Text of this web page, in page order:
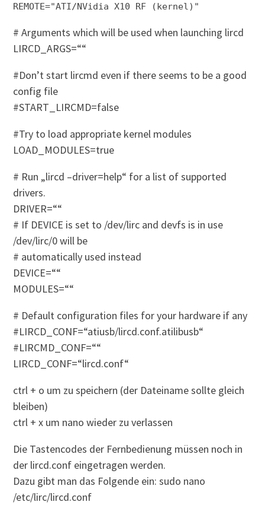
REMOTE="ATI/NVidia X10 RF (kernel)"
# Arguments which will be used when launching lircd
LIRCD_ARGS=““
#Don’t start lircmd even if there seems to be a good
config file
#START_LIRCMD=false
#Try to load appropriate kernel modules
LOAD_MODULES=true
# Run „lircd –driver=help“ for a list of supported
drivers.
DRIVER=““
# If DEVICE is set to /dev/lirc and devfs is in use
/dev/lirc/0 will be
# automatically used instead
DEVICE=““
MODULES=““
# Default configuration files for your hardware if any
#LIRCD_CONF=“atiusb/lircd.conf.atilibusb“
#LIRCMD_CONF=““
LIRCD_CONF=“lircd.conf“
ctrl + o um zu speichern (der Dateiname sollte gleich
bleiben)
ctrl + x um nano wieder zu verlassen
Die Tastencodes der Fernbedienung müssen noch in
der lircd.conf eingetragen werden.
Dazu gibt man das Folgende ein: sudo nano
/etc/lirc/lircd.conf